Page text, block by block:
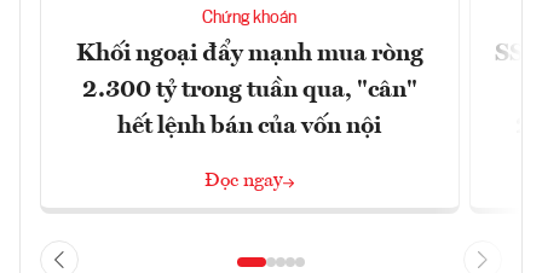
Chứng khoán
Khối ngoại đẩy mạnh mua ròng
2.300 tỷ trong tuần qua, "cân"
hết lệnh bán của vốn nội
Đọc ngay
SSI